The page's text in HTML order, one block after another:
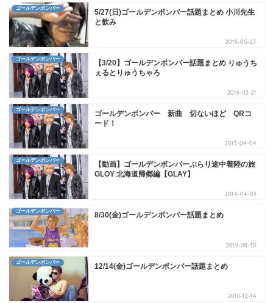
ゴールデンボンバー
5/27(日)ゴールデンボンバー話題まとめ 小川先生
と飲み
2018-05-27
ゴールデンボンバー
【3/20】ゴールデンボンバー話題まとめ りゅうち
ぇるとりゅうちゃろ
2016-03-21
ゴールデンボンバー
ゴールデンボンバー 新曲 切ないほど QRコ
ード！
2013-04-04
ゴールデンボンバー
【動画】ゴールデンボンバーぶらり途中着陸の旅
GLOY 北海道帰郷編【GLAY】
2014-04-09
ゴールデンボンバー 8/30(金)ゴールデンボンバー話題まとめ
2019-08-30
ゴールデンボンバー 12/14(金)ゴールデンボンバー話題まとめ
2018-12-14